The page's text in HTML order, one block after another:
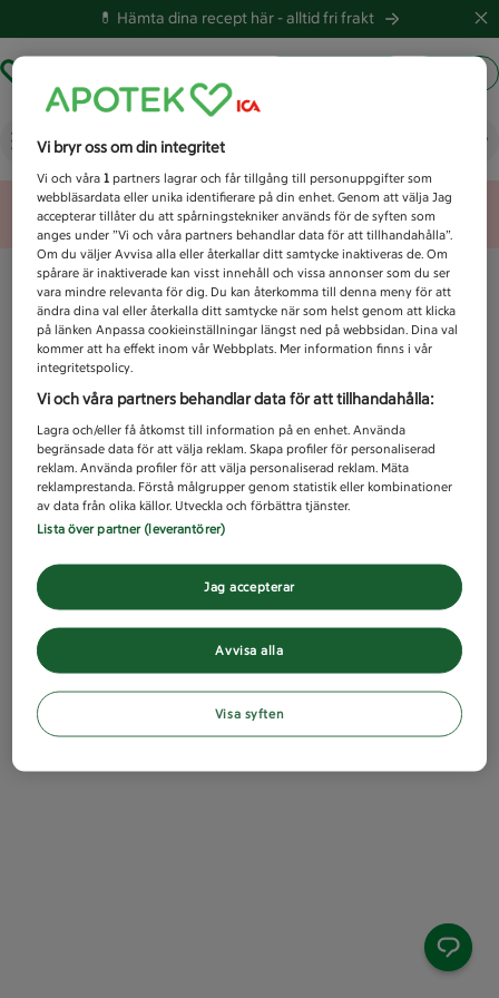
💊 Hämta dina recept här -alltid fri frakt
Vad letar du efter idag?
Unknown error
Vi bryr oss om din integritet
Vi och våra1 partners lagrar och får tillgång till personuppgifter som
webbläsardata eller unika identifierare på din enhet. Genom att välja Jag
accepterar tillåter du att spårningstekniker används för de syften som
anges under ”Vi och våra partners behandlar data för att tillhandahålla”.
Om du väljer Avvisa alla eller återkallar ditt samtycke inaktiveras de. Om
spårare är inaktiverade kan visst innehåll och vissa annonser som du ser
vara mindre relevanta för dig. Du kan återkomma till denna meny för att
ändra dina val eller återkalla ditt samtycke när som helst genom att klicka
på länken Anpassa cookieinställningar längst ned på webbsidan. Dina val
kommer att ha effekt inom vår Webbplats. Mer information finns i vår
integritetspolicy.
Vi och våra partners behandlar data för att tillhandahålla:
Lagra och/eller få åtkomst till information på en enhet. Använda
begränsade data för att välja reklam. Skapa profiler för personaliserad
reklam. Använda profiler för att välja personaliserad reklam. Mäta
reklamprestanda. Förstå målgrupper genom statistik eller kombinationer
av data från olika källor. Utveckla och förbättra tjänster.
Lista över partner (leverantörer)
Avvisa alla
Jag accepterar
Visa syften